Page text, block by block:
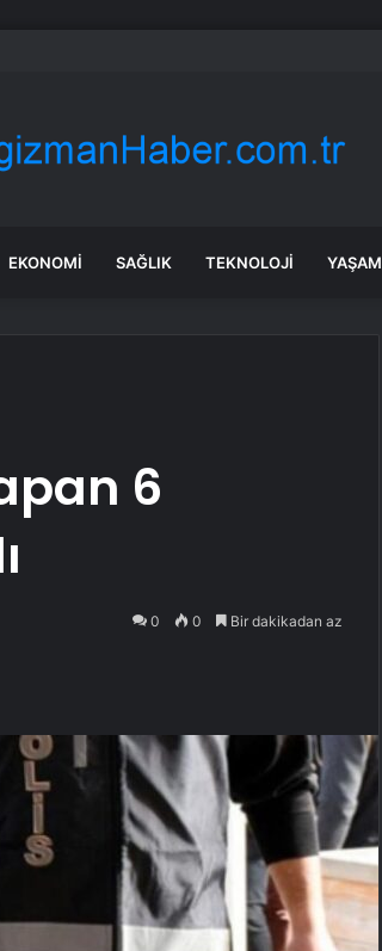
12 Ağustos’ta yüzde 6,6 hareket edebilir
EKONOMI SAĞLIK TEKNOLOJI YAŞAM
6
0 0 Bir dakikadan az